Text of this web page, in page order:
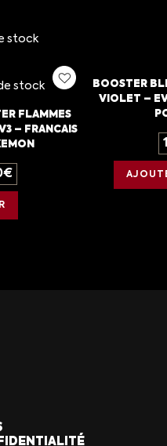
stock
stock
FLAMMES
– FRANCAIS
€
BOOSTER
VIOLET –